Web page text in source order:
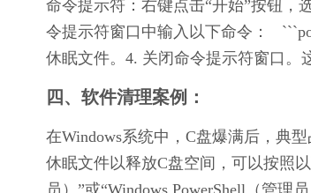
命令提示符：右键点击“开始”按钮，
令提示符窗口中输入以下命令：
休眠文件。4. 关闭命令提示符窗口。
四、软件清理案例：
在Windows系统中，C盘爆满后，典
休眠文件以释放C盘空间，可以按照